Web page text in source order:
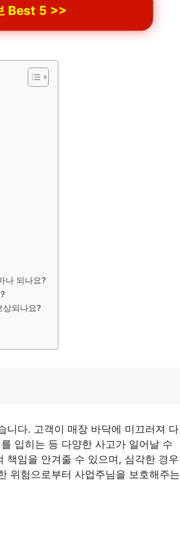
Best 5 >>
나 되나요?
상되나요?
니다. 고객이 매장 바닥에 미끄러져 다
입히는 등 다양한 사고가 일어날 수
책임을 안겨줄 수 있으며, 심각한 경우
위험으로부터 사업주님을 보호해주는